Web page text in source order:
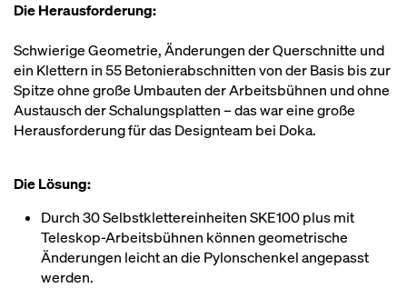
Die Herausforderung:
Schwierige Geometrie, Änderungen der Querschnitte und
ein Klettern in 55 Betonierabschnitten von der Basis bis zur
Spitze ohne große Umbauten der Arbeitsbühnen und ohne
Austausch der Schalungsplatten – das war eine große
Herausforderung für das Designteam bei Doka.
Die Lösung:
Durch 30 Selbstklettereinheiten SKE100 plus mit
Teleskop-Arbeitsbühnen können geometrische
Änderungen leicht an die Pylonschenkel angepasst
werden.